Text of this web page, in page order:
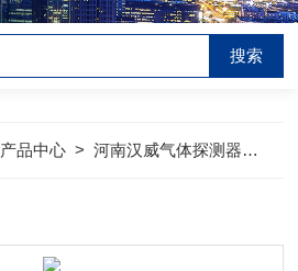
产品中心 >河南汉威气体探测器>